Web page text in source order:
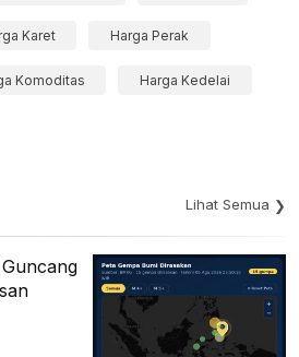
Karet Harga Perak
Komoditas Harga Kedelai
Lihat Semua